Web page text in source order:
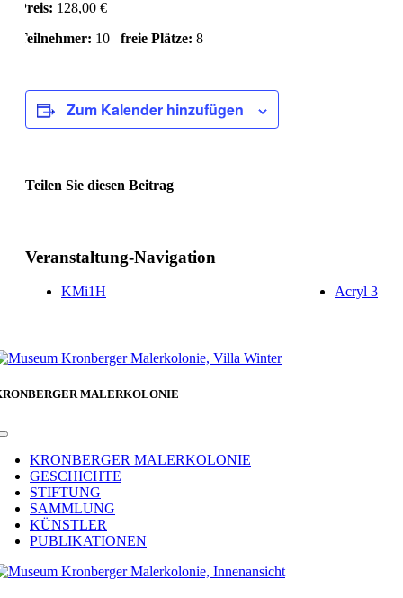
Preis: 128,00 €
Teilnehmer: 10freie Plätze: 8
Zum Kalender hinzufügen
Teilen Sie diesen Beitrag
Veranstaltung-Navigation
KMi1H Acryl 3
MALERKOLONIE
Toggle
NavigationKRONBERGER MALERKOLONIE
GESCHICHTE
STIFTUNG
SAMMLUNG
KÜNSTLER
PUBLIKATIONEN